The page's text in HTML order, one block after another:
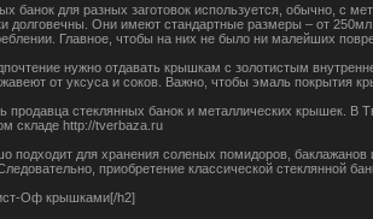
банок для разных заготовок используется, обычно, с
долговечны. Они имеют стандартные размеры – от
Главное, чтобы на них не было ни малейших
нужно отдавать крышкам с золотистым
от уксуса и соков. Важно, чтобы эмаль покрытия
продавца стеклянных банок и металлических крышек.
складе http://tverbaza.ru
подходит для хранения соленых помидоров,
приобретение классической стеклянной
Оф крышками[/h2]